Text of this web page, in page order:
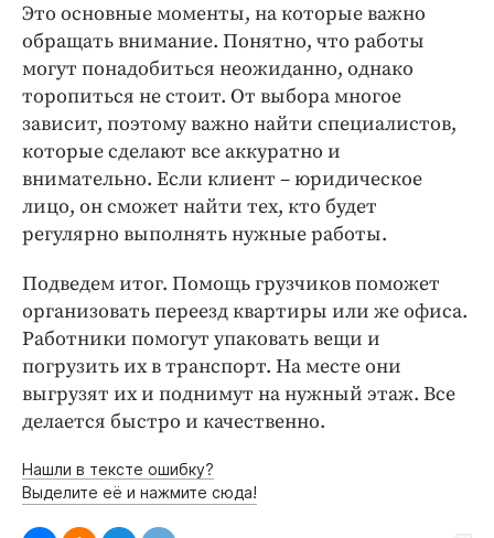
Это основные моменты, на которые важно
обращать внимание. Понятно, что работы
могут понадобиться неожиданно, однако
торопиться не стоит. От выбора многое
зависит, поэтому важно найти специалистов,
которые сделают все аккуратно и
внимательно. Если клиент – юридическое
лицо, он сможет найти тех, кто будет
регулярно выполнять нужные работы.
Подведем итог. Помощь грузчиков поможет
организовать переезд квартиры или же офиса.
Работники помогут упаковать вещи и
погрузить их в транспорт. На месте они
выгрузят их и поднимут на нужный этаж. Все
делается быстро и качественно.
Нашли в тексте ошибку?
Выделите её и нажмите сюда!